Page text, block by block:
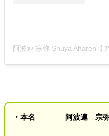
・本名 阿波連 宗弥 (